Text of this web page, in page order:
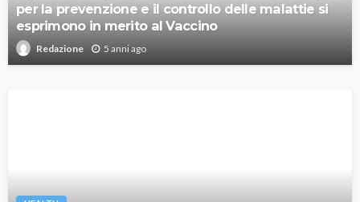
per la prevenzione e il controllo delle malattie si
esprimono in merito al Vaccino
Redazione 5 anni ago